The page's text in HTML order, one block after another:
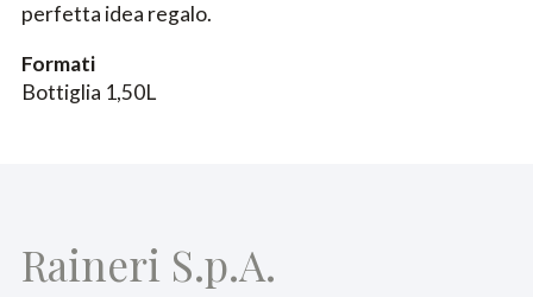
perfetta idea regalo.
Formati
Bottiglia 1,50L
Raineri S.p.A.